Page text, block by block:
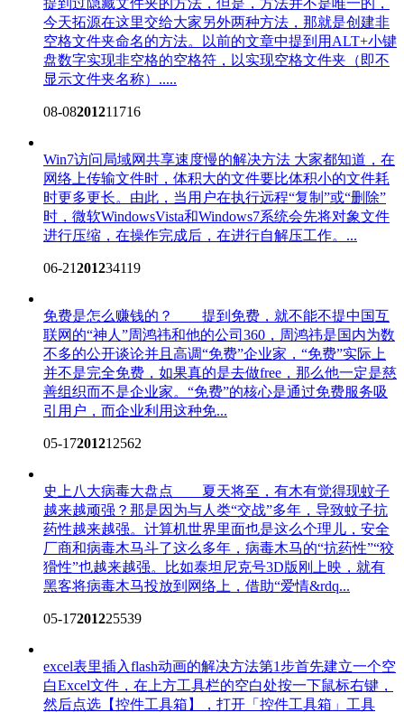
今天拓源在这里交给大家另外两种方法，那就是创建非
空格文件夹命名的方法。以前的文章中提到用ALT+小键
盘数字实现非空格的空格符，以实现空格文件夹（即不
显示文件夹名称）.....
08-08201211716
Win7访问局域网共享速度慢的解决方法 大家都知道，在
网络上传输文件时，体积大的文件要比体积小的文件耗
时更多更长。由此，当用户在执行远程“复制”或“删除”
时，微软WindowsVista和Windows7系统会先将对象文件
进行压缩，在操作完成后，在进行自解压工作。...
06-21201234119
免费是怎么赚钱的？
提到免费，就不能不提中国互
联网的“神人”周鸿祎和他的公司360，周鸿祎是国内为数
不多的公开谈论并且高调“免费”企业家，“免费”实际上
并不是完全免费，如果真的是去做free，那么他一定是慈
善组织而不是企业家。“免费”的核心是通过免费服务吸
引用户，而企业利用这种免...
05-17201212562
史上八大病毒大盘点 夏天将至，有木有觉得现蚊子
越来越顽强？那是因为与人类“交战”多年，导致蚊子抗
药性越来越强。计算机世界里面也是这么个理儿，安全
厂商和病毒木马斗了这么多年，病毒木马的“抗药性”“狡
猾性”也越来越强。比如泰坦尼克号3D版刚上映，就有
黑客将病毒木马投放到网络上，借助“爱情&rdq...
05-17201225539
excel表里插入flash动画的解决方法第1步首先建立一个空
白Excel文件，在上方工具栏的空白处按一下鼠标右键，
然后点选【控件工具箱】，打开「控件工具箱」工具